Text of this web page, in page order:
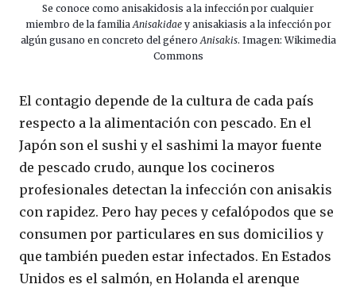
Se conoce como anisakidosis a la infección por cualquier
miembro de la familiaAnisakidaey anisakiasis a la infección por
algún gusano en concreto del géneroAnisakis. Imagen: Wikimedia
Commons
El contagio depende de la cultura de cada país
respecto a la alimentación con pescado. En el
Japón son el sushi y el sashimi la mayor fuente
de pescado crudo, aunque los cocineros
profesionales detectan la infección con anisakis
con rapidez. Pero hay peces y cefalópodos que se
consumen por particulares en sus domicilios y
que también pueden estar infectados. En Estados
Unidos es el salmón, en Holanda el arenque